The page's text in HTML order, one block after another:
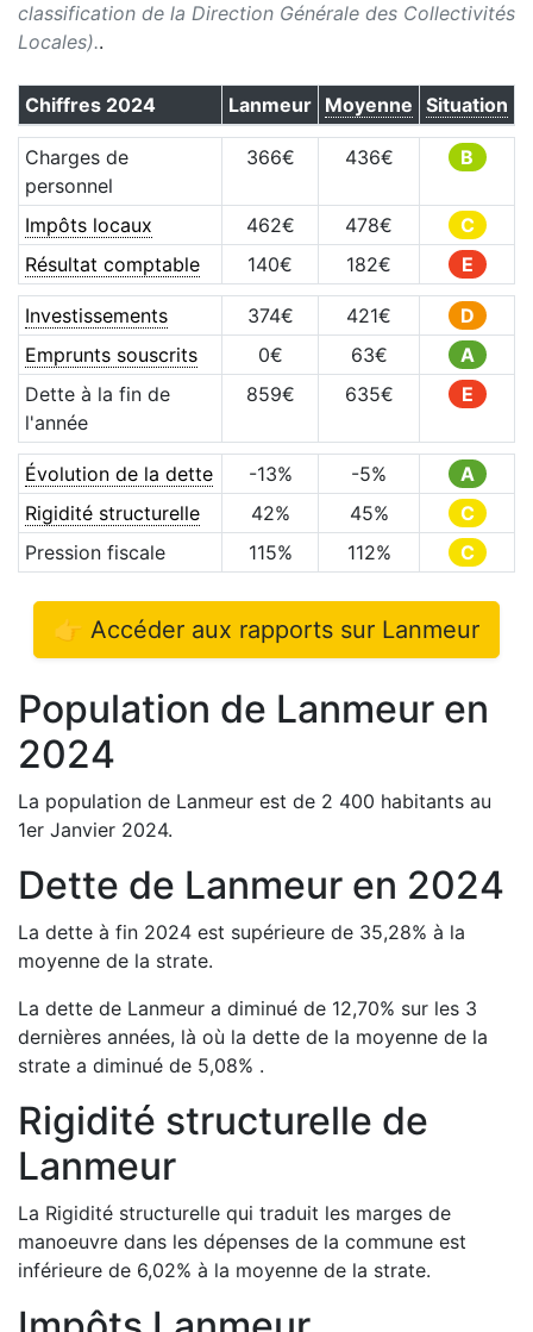
classification de la Direction Générale des Collectivités
Locales)..
Chiffres 2024 Lanmeur Moyenne Situation
Charges de
personnel
366€ 436€ B
Impôts locaux 462€ 478€
C
Résultat comptable
140€ 182€ E
Investissements 374€ 421€
D
Emprunts souscrits
0€ 63€
A
Dette à la fin de
l'année
859€ 635€ E
Évolution de la dette -13% -5%
A
Rigidité structurelle
42% 45%
C
Pression fiscale
115% 112% C
👉 Accéder aux rapports sur Lanmeur
Population de Lanmeur en
2024
La population de Lanmeur est de 2 400 habitants au
1er Janvier 2024.
Dette de Lanmeur en 2024
La dette à fin 2024 est supérieure de 35,28% à la
moyenne de la strate.
La dette de Lanmeur a diminué de 12,70% sur les 3
dernières années, là où la dette de la moyenne de la
strate a diminué de 5,08% .
Rigidité structurelle de
Lanmeur
La Rigidité structurelle qui traduit les marges de
manoeuvre dans les dépenses de la commune est
inférieure de 6,02% à la moyenne de la strate.